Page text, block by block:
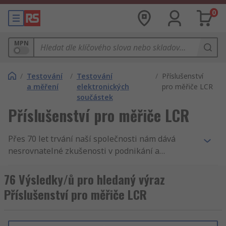
0
MPN
/ Testování
a měření
/ Testování
elektronických
součástek
/ Příslušenství
pro měřiče LCR
Příslušenství pro měřiče LCR
Přes 70 let trvání naší společnosti nám dává
nesrovnatelné zkušenosti v podnikání a
měřiče LCR. Tak podporujeme inženýry v celém
světě, distribuujeme Příslušenství pro měřiče
LCR a Testování elektronických součástek
mohou spolehnout na kvalitní produkt a
76 Výsledky/ů pro hledaný výraz
Příslušenství pro měřiče LCR